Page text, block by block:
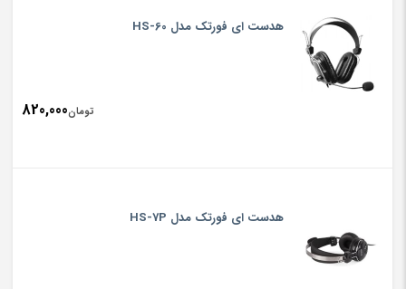
هدست ای فورتک مدل HS-60
تومان820,000
هدست ای فورتک مدل HS-7P